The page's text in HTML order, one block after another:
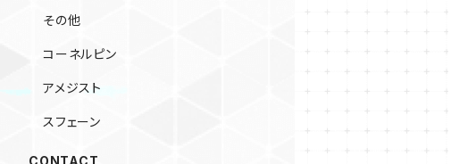
その他
コーネルピン
アメジスト
スフェーン
CONTACT